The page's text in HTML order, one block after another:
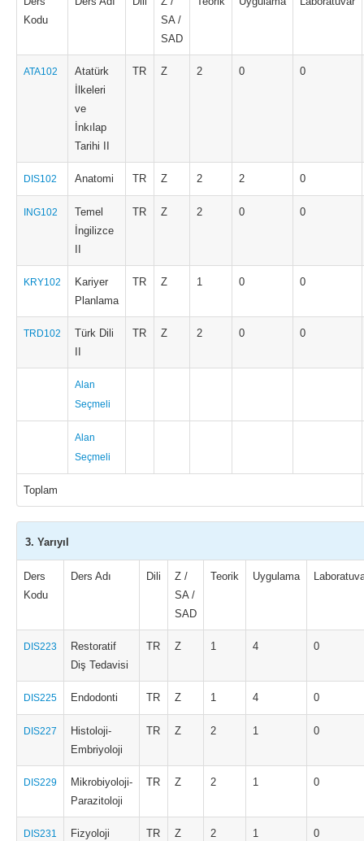
Kodu
SA /
SAD
ATA102
Atatürk
İlkeleri
ve
İnkılap
Tarihi II
TR Z 2 0 0
DIS102 Anatomi TR Z 2 2 0
ING102
Temel
İngilizce
TR Z 2 0 0
KRY102
Kariyer
Planlama
TR Z 1 0 0
TRD102
Türk Dili
TR Z 2 0 0
Alan
Seçmeli
Alan
Seçmeli
Toplam
3. Yarıyıl
Ders
Kodu
Ders Adı Dili
Z /
SA /
SAD
Teorik Uygulama
DIS223
Restoratif
Diş Tedavisi
TR Z 1 4 0
DIS225 Endodonti TR Z 1 4 0
DIS227
Histoloji-
Embriyoloji
TR Z 2 1 0
DIS229
Mikrobiyoloji-
Parazitoloji
TR Z 2 1 0
DIS231 Fizyoloji TR Z 2 1 0